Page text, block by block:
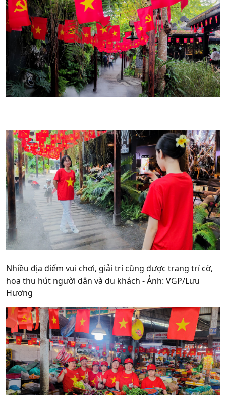
Nhiều địa điểm vui chơi, giải trí cũng được trang trí cờ,
hoa thu hút người dân và du khách - Ảnh: VGP/Lưu
Hương